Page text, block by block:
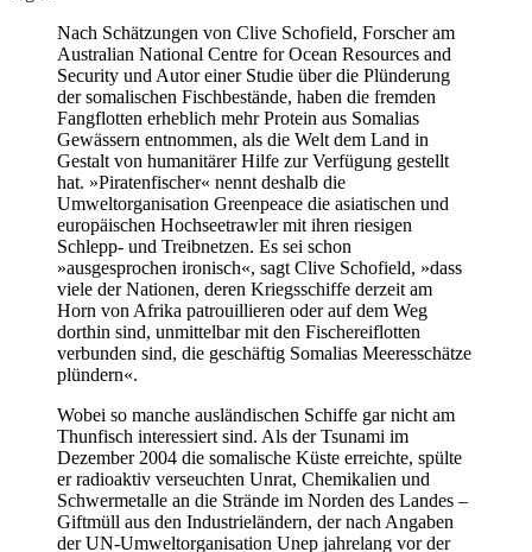
Nach Schätzungen von Clive Schofield, Forscher am
Australian National Centre for Ocean Resources and
Security und Autor einer Studie über die Plünderung
der somalischen Fischbestände, haben die fremden
Fangflotten erheblich mehr Protein aus Somalias
Gewässern entnommen, als die Welt dem Land in
Gestalt von humanitärer Hilfe zur Verfügung gestellt
hat. »Piratenfischer« nennt deshalb die
Umweltorganisation Greenpeace die asiatischen und
europäischen Hochseetrawler mit ihren riesigen
Schlepp- und Treibnetzen. Es sei schon
»ausgesprochen ironisch«, sagt Clive Schofield, »dass
viele der Nationen, deren Kriegsschiffe derzeit am
Horn von Afrika patrouillieren oder auf dem Weg
dorthin sind, unmittelbar mit den Fischereiflotten
verbunden sind, die geschäftig Somalias Meeresschätze
plündern«.
Wobei so manche ausländischen Schiffe gar nicht am
Thunfisch interessiert sind. Als der Tsunami im
Dezember 2004 die somalische Küste erreichte, spülte
er radioaktiv verseuchten Unrat, Chemikalien und
Schwermetalle an die Strände im Norden des Landes –
Giftmüll aus den Industrieländern, der nach Angaben
der UN-Umweltorganisation Unep jahrelang vor der